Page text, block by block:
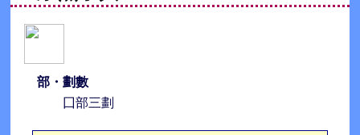
部・劃數
囗部三劃